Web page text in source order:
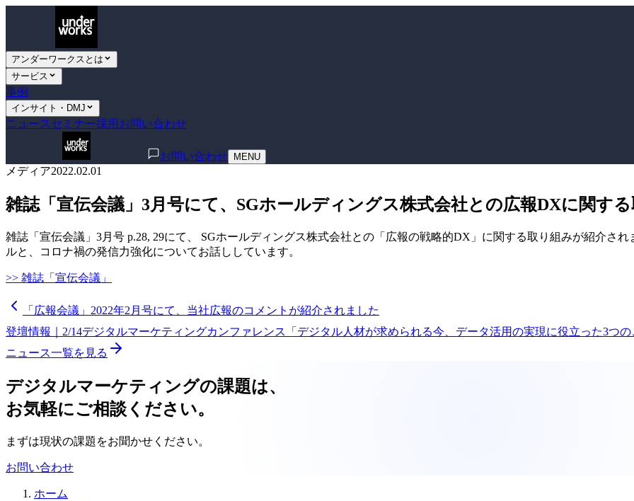
アンダーワークスとは
サービス
事例
インサイト・DMJ
ニュース セミナー採用 お問い合わせ
お問い合わせ MENU
メディア2022.02.01
雑誌「宣伝会議」3月号にて、SGホールディングス株式会社との広報DXに関す
雑誌「宣伝会議」3月号 p.28, 29にて、 SGホールディングス株式会社との「広報の戦略的DX」に関する取り組みが紹介さ
ルと、コロナ禍の発信力強化についてお話ししています。
>> 雑誌「宣伝会議」
「広報会議」2022年2月号にて、当社広報のコメントが紹介されました
登壇情報｜2/14デジタルマーケティングカンファレンス「デジタル人材が求められる今、データ活用の実現に役立った3つの
ニュース一覧を見る
デジタルマーケティングの課題は、
お気軽にご相談ください。
まずは現状の課題をお聞かせください。
お問い合わせ
ホーム